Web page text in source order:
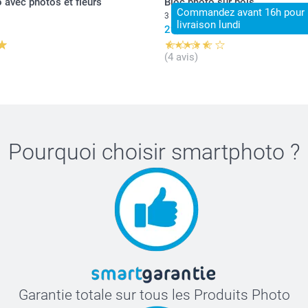
Commandez avant 16h pour
livraison lundi
3 variantes
29,95
(4 avis)
Pourquoi choisir smartphoto ?
Garantie totale sur tous les Produits Photo